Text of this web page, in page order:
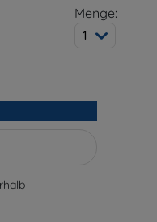
Menge:
1